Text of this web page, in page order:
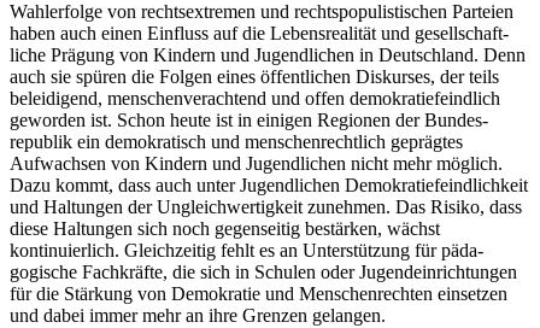
Wahlerfolge von rechts­extremen und rechts­populistischen Parteien
haben auch einen Einfluss auf die Lebens­realität und gesellschaft­
liche Prägung von Kindern und Jugendlichen in Deutschland. Denn
auch sie spüren die Folgen eines öffent­lichen Diskurses, der teils
beleidigend, menschen­verachtend und offen demokratie­feindlich
geworden ist. Schon heute ist in einigen Regionen der Bundes­
republik ein demo­kratisch und menschen­rechtlich geprägtes
Aufwachsen von Kindern und Jugendlichen nicht mehr möglich.
Dazu kommt, dass auch unter Jugend­lichen Demokratie­feindlichkeit
und Haltungen der Ungleich­wertigkeit zunehmen. Das Risiko, dass
diese Haltungen sich noch gegenseitig bestärken, wächst
kontinuierlich. Gleichzeitig fehlt es an Unterstützung für päda­
gogische Fachkräfte, die sich in Schulen oder Jugend­einrichtungen
für die Stärkung von Demokratie und Menschen­rechten einsetzen
und dabei immer mehr an ihre Grenzen gelangen.